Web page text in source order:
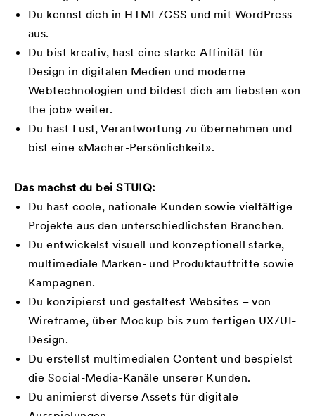
Du kennst dich in HTML/CSS und mit WordPress
aus.
Du bist kreativ, hast eine starke Affinität für
Design in digitalen Medien und moderne
Webtechnologien und bildest dich am liebsten «on
the job» weiter.
Du hast Lust, Verantwortung zu übernehmen und
bist eine «Macher-Persönlichkeit».
Das machst du bei STUIQ:
Du hast coole, nationale Kunden sowie vielfältige
Projekte aus den unterschiedlichsten Branchen.
Du entwickelst visuell und konzeptionell starke,
multimediale Marken- und Produktauftritte sowie
Kampagnen.
Du konzipierst und gestaltest Websites – von
Wireframe, über Mockup bis zum fertigen UX/UI-
Design.
Du erstellst multimedialen Content und bespielst
die Social-Media-Kanäle unserer Kunden.
Du animierst diverse Assets für digitale